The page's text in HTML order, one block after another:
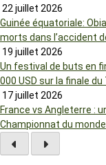
22 juillet 2026
Guinée équatoriale:
morts dans l’accident
19 juillet 2026
Un festival de buts en
000 USD sur la finale
17 juillet 2026
France vs Angleterre :
Championnat du monde